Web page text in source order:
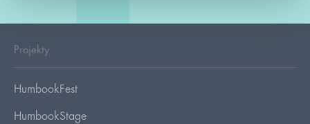
Projekty
HumbookFest
HumbookStage